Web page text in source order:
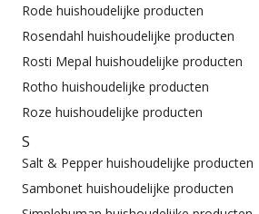
Rode huishoudelijke producten
Rosendahl huishoudelijke producten
Rosti Mepal huishoudelijke producten
Rotho huishoudelijke producten
Roze huishoudelijke producten
S
Salt & Pepper huishoudelijke producten
Sambonet huishoudelijke producten